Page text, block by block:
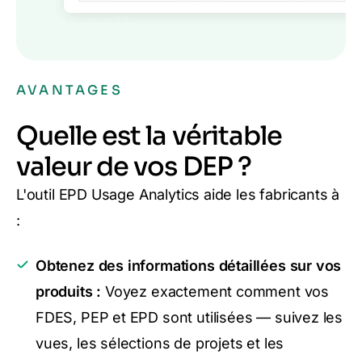
AVANTAGES
Quelle est la véritable
valeur de vos DEP ?
L'outil EPD Usage Analytics aide les fabricants à
:
Obtenez des informations détaillées sur vos
produits : Voyez exactement comment vos
FDES, PEP et EPD sont utilisées — suivez les
vues, les sélections de projets et les